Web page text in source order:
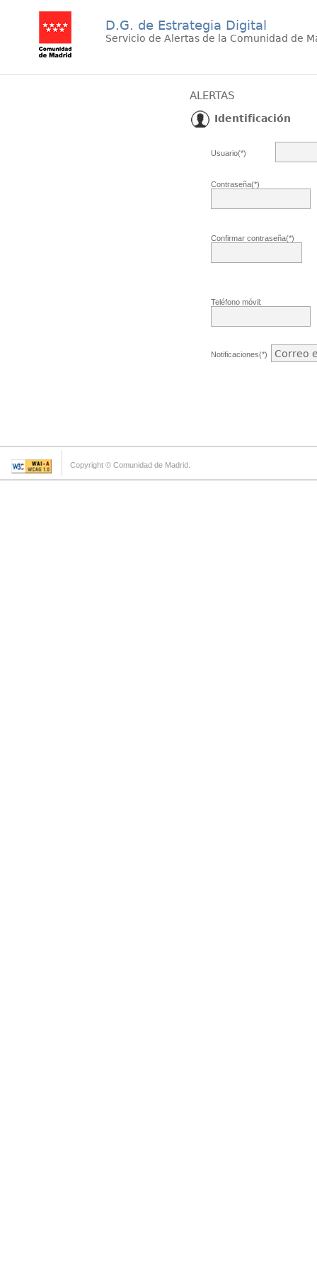
D.G. de Estrategia Digital
Servicio de Alertas de la Comunidad de
ALERTAS
Identificación
Usuario(*)
Contraseña(*)
Confirmar contraseña(*)
Teléfono móvil:
Notificaciones(*)
Copyright © Comunidad de Madrid.